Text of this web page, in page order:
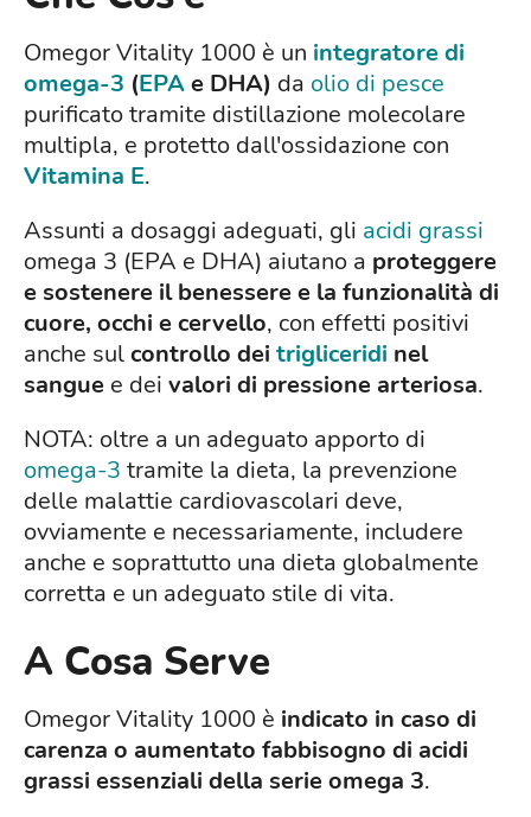
Omegor Vitality 1000 è un integratore di
omega-3 (EPAe DHA) da olio di pesce
purificato tramite distillazione molecolare
multipla, e protetto dall'ossidazione con
Vitamina E.
Assunti a dosaggi adeguati, gli acidi grassi
omega 3 (EPA e DHA) aiutano a proteggere
e sostenere il benessere e la funzionalità di
cuore, occhi e cervello, con effetti positivi
anche sulcontrollo dei trigliceridi nel
sangue e dei valori di pressione arteriosa.
NOTA: oltre a un adeguato apporto di
omega-3 tramite la dieta, la prevenzione
delle malattie cardiovascolari deve,
ovviamente e necessariamente, includere
anche e soprattutto una dieta globalmente
corretta e un adeguato stile di vita.
A Cosa Serve
Omegor Vitality 1000 è indicato in caso di
carenza o aumentato fabbisogno di acidi
grassi essenziali della serie omega 3.